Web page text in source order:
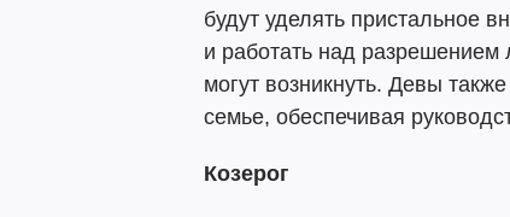
будут уделять пристальное
и работать над
могут возникнуть. Девы
семье, обеспечивая
Козерог